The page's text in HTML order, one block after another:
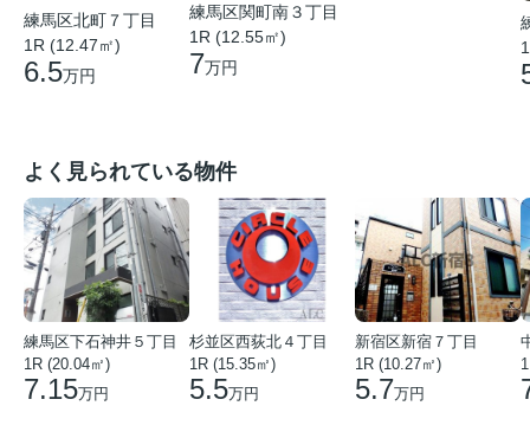
練馬区北町７丁目
1R (12.47㎡)
6.5万円
練馬区関町南３丁目
1R (12.55㎡)
7万円
よく見られている物件
練馬区下石神井５丁目
1R (20.04㎡)
7.15万円
杉並区西荻北４丁目
1R (15.35㎡)
5.5万円
新宿区新宿７丁目
1R (10.27㎡)
5.7万円